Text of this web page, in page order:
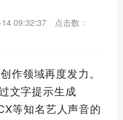
09:32:37
点击数：
作领域再度发力。
文字提示生成
等知名艺人声音的